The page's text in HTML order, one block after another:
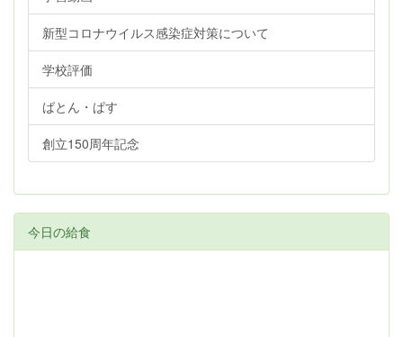
新型コロナウイルス感染症対策について
学校評価
ばとん・ぱす
創立150周年記念
今日の給食